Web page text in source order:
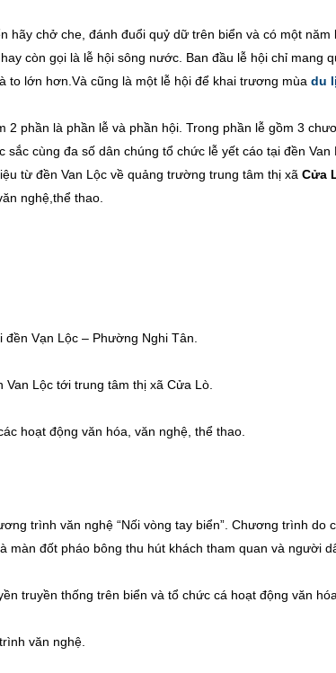
hãy chở che, đánh đuổi quỷ dữ trên biển và có một
còn gọi là lễ hội sông nước. Ban đầu lễ hội chỉ mang
to lớn hơn.Và cũng là một lễ hội để khai trương mùa du
2 phần là phần lễ và phần hội. Trong phần lễ gồm 3
sắc cùng đa số dân chúng tổ chức lễ yết cáo tại đền
từ đền Van Lộc về quảng trường trung tâm thị xã Cửa
nghệ,thể thao.
Vạn Lộc – Phường Nghi Tân.
Lộc tới trung tâm thị xã Cửa Lò.
hoạt động văn hóa, văn nghệ, thể thao.
văn nghệ “Nối vòng tay biển”. Chương trình do
màn đốt pháo bông thu hút khách tham quan và người
truyền thống trên biển và tổ chức cá hoạt động văn
văn nghệ.